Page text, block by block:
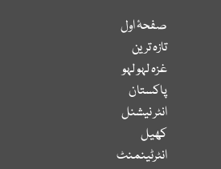
صفحۂ اول
تازہ ترین
غزہ لہو لہو
پاکستان
انٹر نیشنل
کھیل
انٹرٹینمنٹ